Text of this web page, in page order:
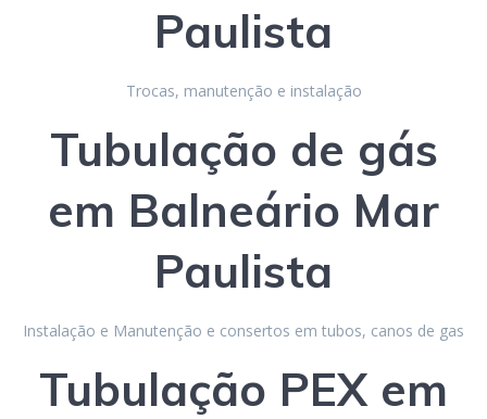
Paulista
Trocas, manutenção e instalação
Tubulação de gás
em Balneário Mar
Paulista
Instalação e Manutenção e consertos em tubos, canos de gas
Tubulação PEX em